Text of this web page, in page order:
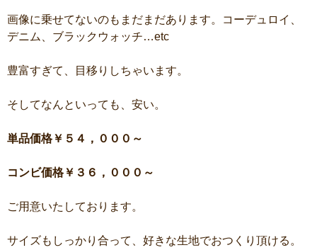
画像に乗せてないのもまだまだあります。コーデュロイ、
デニム、ブラックウォッチ…etc
豊富すぎて、目移りしちゃいます。
そしてなんといっても、安い。
単品価格￥５４，０００～
コンビ価格￥３６，０００～
ご用意いたしております。
サイズもしっかり合って、好きな生地でおつくり頂ける。